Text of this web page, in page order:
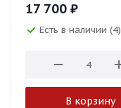
17 700 ₽
Есть в наличии (4)
В корзину